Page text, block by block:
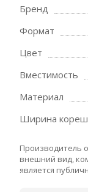
Бренд
Формат
Цвет
Вместимость
Материал
Ширина
Производитель
внешний вид,
является